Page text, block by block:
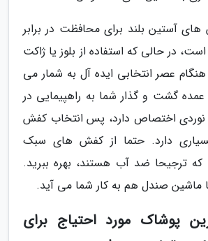
های آستین بلند برای محافظت در برابر
در حالی که استفاده از بلوز یا ژاکت
عصر انتخابی ایده آل به شمار می
گشت و گذار شما به راهپیمایی در
نوردی اختصاص دارد، پس انتخاب کفش
دارد. حتما از کفش های سبک
ترجیحا ضد آب هستند، بهره ببرید.
ماشین صندل هم به کار شما می آید.
پوشاک مورد احتیاج برای